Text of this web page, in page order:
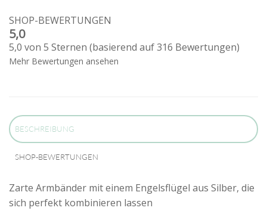
SHOP-BEWERTUNGEN
5,0
5,0 von 5 Sternen (basierend auf 316 Bewertungen)
Mehr Bewertungen ansehen
BESCHREIBUNG
SHOP-BEWERTUNGEN
Zarte Armbänder mit einem Engelsflügel aus Silber, die
sich perfekt kombinieren lassen